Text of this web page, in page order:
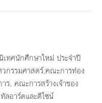
ทศนักศึกษาใหม่ ประจำปี
รรมศาสตร์,คณะการท่อง
ร, คณะการสร้างเจ้าของ
ลอาร์ตและดีไซน์